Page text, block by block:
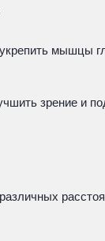
мышцы
зрение и